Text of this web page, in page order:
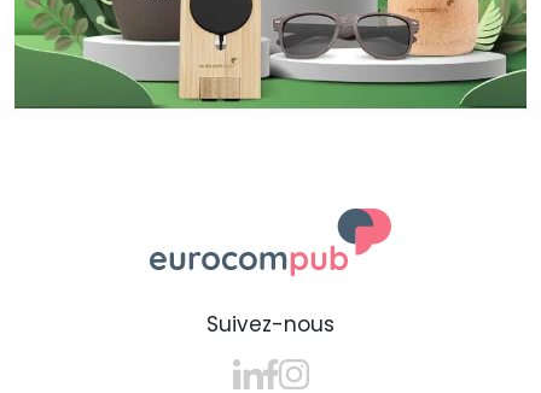
Suivez-nous